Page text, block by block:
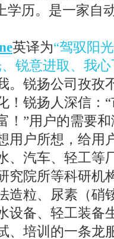
学历。是一家自
英译为“驾驭阳
锐意进取、我心
。锐扬公司孜孜
！锐扬人深信：
！”用户的需要
用户所想，给用
、汽车、轻工等
究院所等科研机
造粒、尿素（硝
设备、轻工装备
、培训的一条龙